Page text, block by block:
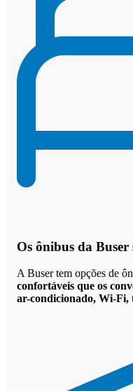
Os ônibus da Buser
A Buser tem opções de
confortáveis que os
ar-condicionado, Wi-Fi,